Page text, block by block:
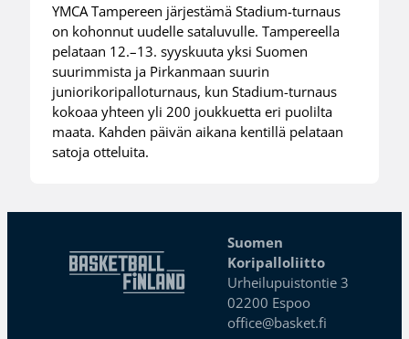
YMCA Tampereen järjestämä Stadium-turnaus
on kohonnut uudelle sataluvulle. Tampereella
pelataan 12.–13. syyskuuta yksi Suomen
suurimmista ja Pirkanmaan suurin
juniorikoripalloturnaus, kun Stadium-turnaus
kokoaa yhteen yli 200 joukkuetta eri puolilta
maata. Kahden päivän aikana kentillä pelataan
satoja otteluita.
Suomen
Koripalloliitto
Urheilupuistontie 3
02200 Espoo
office@basket.fi